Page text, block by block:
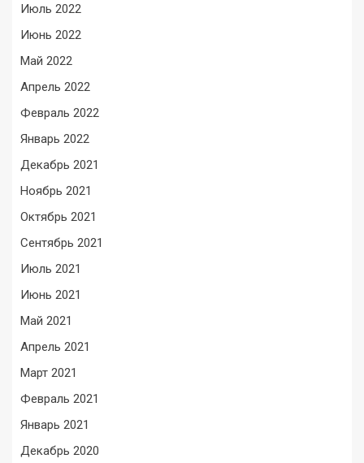
Июль 2022
Июнь 2022
Май 2022
Апрель 2022
Февраль 2022
Январь 2022
Декабрь 2021
Ноябрь 2021
Октябрь 2021
Сентябрь 2021
Июль 2021
Июнь 2021
Май 2021
Апрель 2021
Март 2021
Февраль 2021
Январь 2021
Декабрь 2020